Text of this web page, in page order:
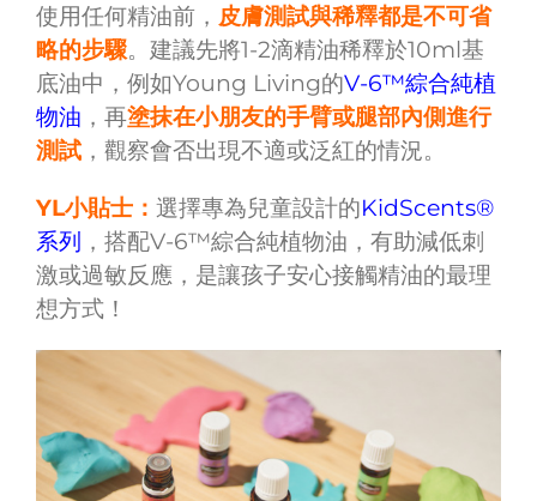
使用任何精油前， 皮膚測試與稀釋都是不可省
略的步驟。建議先將1-2滴精油稀釋於10ml基
底油中，例如Young Living的V-6™綜合純植
物油 ，再塗抹在小朋友的手臂或腿部內側進行
測試 ，觀察會否出現不適或泛紅的情況。
YL小貼士： 選擇專為兒童設計的KidScents®
系列 ，搭配V-6™綜合純植物油，有助減低刺
激或過敏反應，是讓孩子安心接觸精油的最理
想方式！